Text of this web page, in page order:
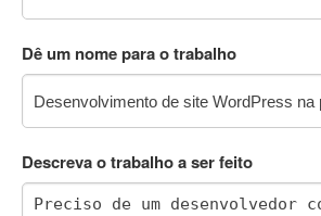
Dê um nome para o trabalho
Descreva o trabalho a ser feito